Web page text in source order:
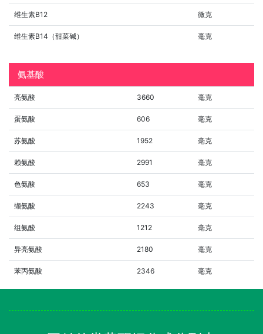
维生素B12 微克
维生素B14（甜菜碱） 毫克
氨基酸
亮氨酸 3660 毫克
蛋氨酸 606 毫克
苏氨酸 1952 毫克
赖氨酸 2991 毫克
色氨酸 653 毫克
缬氨酸 2243 毫克
组氨酸 1212 毫克
异亮氨酸 2180 毫克
苯丙氨酸 2346 毫克